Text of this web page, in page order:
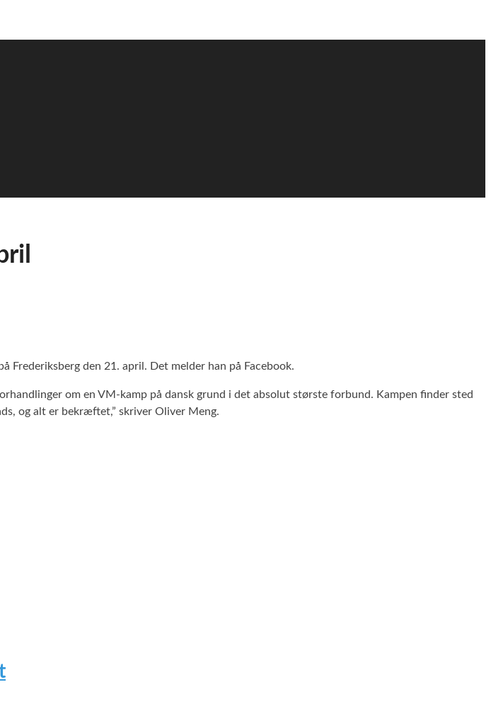
den 21. april. Det melder han på Facebook.
om en VM-kamp på dansk grund i det absolut største forbund. Kampen finder sted
og alt er bekræftet,” skriver Oliver Meng.